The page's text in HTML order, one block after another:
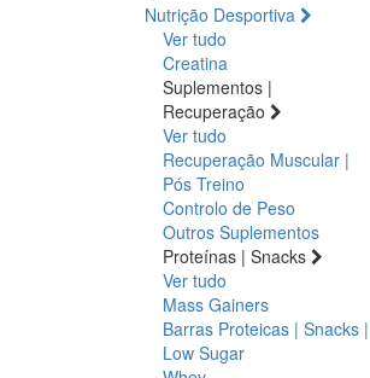
Nutrição Desportiva
Ver tudo
Creatina
Suplementos |
Recuperação
Ver tudo
Recuperação Muscular |
Pós Treino
Controlo de Peso
Outros Suplementos
Proteínas | Snacks
Ver tudo
Mass Gainers
Barras Proteicas | Snacks |
Low Sugar